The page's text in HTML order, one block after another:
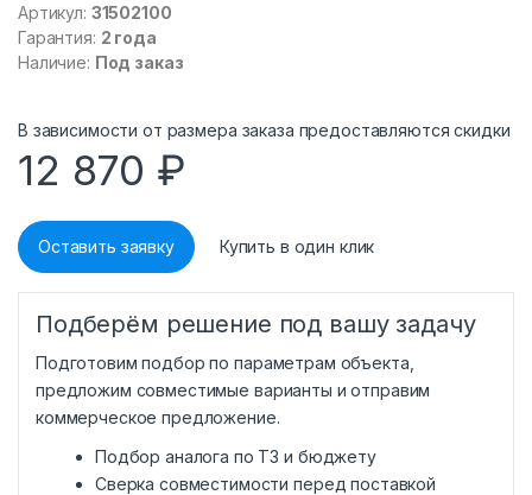
Артикул: 31502100
Гарантия: 2 года
Наличие: Под заказ
В зависимости от размера заказа предоставляются скидки
12 870 ₽
Оставить заявку Купить в один клик
Подберём решение под вашу задачу
Подготовим подбор по параметрам объекта,
предложим совместимые варианты и отправим
коммерческое предложение.
Подбор аналога по ТЗ и бюджету
Сверка совместимости перед поставкой